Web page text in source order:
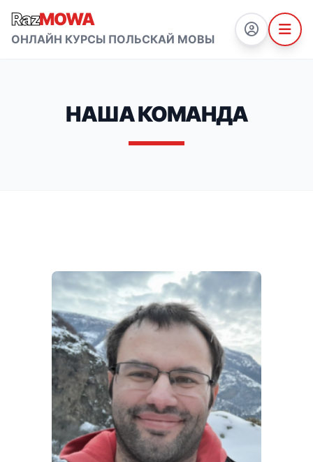
RazMOWA
ОНЛАЙН КУРСЫ ПОЛЬСКАЙ МОВЫ
НАША КОМАНДА